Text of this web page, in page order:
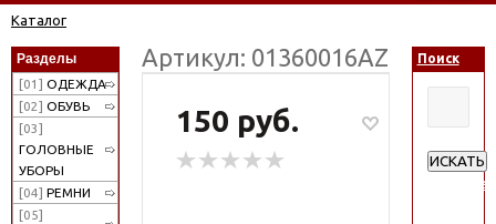
Каталог
Разделы
[01] ОДЕЖДА
[02] ОБУВЬ
[03]
ГОЛОВНЫЕ
УБОРЫ
[04] РЕМНИ
[05]
Артикул: 01360016АZ
150 руб.
Поиск
ИСКАТЬ